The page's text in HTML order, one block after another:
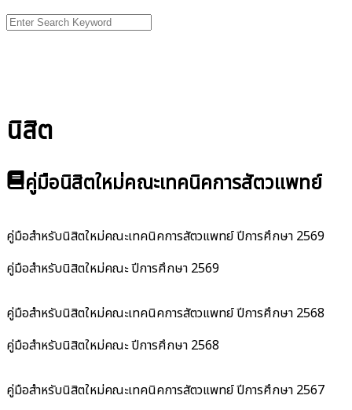
Search
นิสิต
คู่มือนิสิตใหม่คณะเทคนิคการสัตวแพทย์
คู่มือสำหรับนิสิตใหม่คณะเทคนิคการสัตวแพทย์ ปีการศึกษา 2569
คู่มือสำหรับนิสิตใหม่คณะ ปีการศึกษา 2569
คู่มือสำหรับนิสิตใหม่คณะเทคนิคการสัตวแพทย์ ปีการศึกษา 2568
คู่มือสำหรับนิสิตใหม่คณะ ปีการศึกษา 2568
คู่มือสำหรับนิสิตใหม่คณะเทคนิคการสัตวแพทย์ ปีการศึกษา 2567